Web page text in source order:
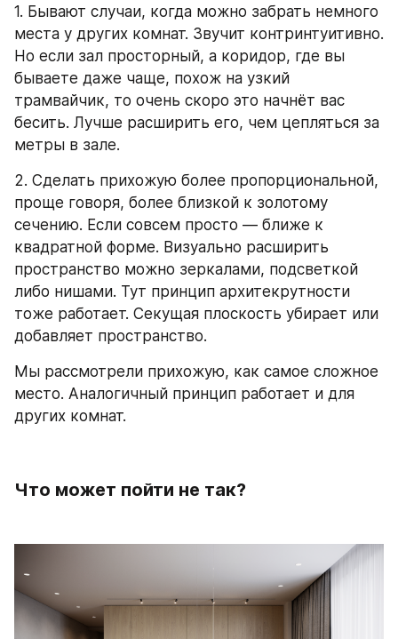
1. Бывают случаи, когда можно забрать немного
места у других комнат. Звучит контринтуитивно.
Но если зал просторный, а коридор, где вы
бываете даже чаще, похож на узкий
трамвайчик, то очень скоро это начнёт вас
бесить. Лучше расширить его, чем цепляться за
метры в зале.
2. Сделать прихожую более пропорциональной,
проще говоря, более близкой к золотому
сечению. Если совсем просто — ближе к
квадратной форме. Визуально расширить
пространство можно зеркалами, подсветкой
либо нишами. Тут принцип архитекрутности
тоже работает. Секущая плоскость убирает или
добавляет пространство.
Мы рассмотрели прихожую, как самое сложное
место. Аналогичный принцип работает и для
других комнат.
Что может пойти не так?